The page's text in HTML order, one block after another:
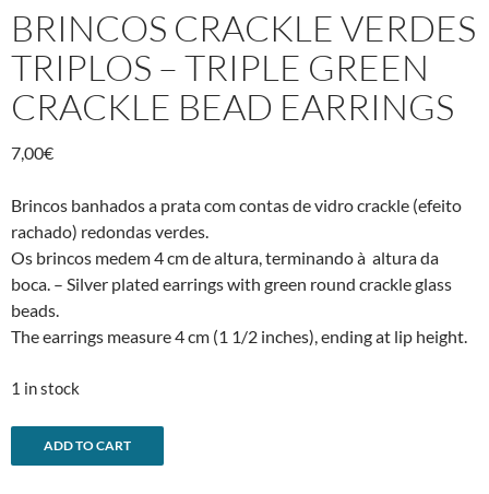
BRINCOS CRACKLE VERDES
TRIPLOS – TRIPLE GREEN
CRACKLE BEAD EARRINGS
7,00€
Brincos banhados a prata com contas de vidro crackle (efeito
rachado) redondas verdes.
Os brincos medem 4 cm de altura, terminando à altura da
boca. – Silver plated earrings with green round crackle glass
beads.
The earrings measure 4 cm (1 1/2 inches), ending at lip height.
1 in stock
Brincos
crackle
ADD TO CART